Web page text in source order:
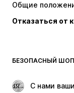
Белье
Пальто
Поводы
Общие
Отказаться от
БЕЗОПАСНЫЙ
С нами